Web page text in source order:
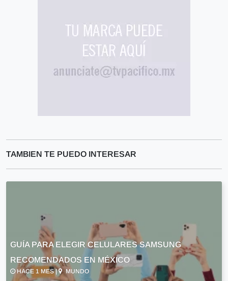
TAMBIEN TE PUEDO INTERESAR
GUÍA PARA ELEGIR CELULARES SAMSUNG
RECOMENDADOS EN MÉXICO
HACE 1 MES | MUNDO